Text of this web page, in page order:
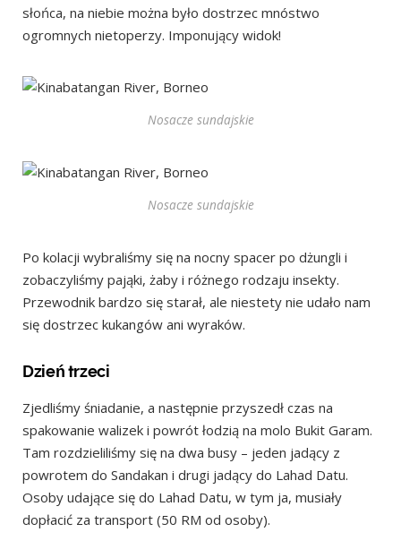
słońca, na niebie można było dostrzec mnóstwo
ogromnych nietoperzy. Imponujący widok!
Nosacze sundajskie
Nosacze sundajskie
Po kolacji wybraliśmy się na nocny spacer po dżungli i
zobaczyliśmy pająki, żaby i różnego rodzaju insekty.
Przewodnik bardzo się starał, ale niestety nie udało nam
się dostrzec kukangów ani wyraków.
Dzień trzeci
Zjedliśmy śniadanie, a następnie przyszedł czas na
spakowanie walizek i powrót łodzią na molo Bukit Garam.
Tam rozdzieliliśmy się na dwa busy – jeden jadący z
powrotem do Sandakan i drugi jadący do Lahad Datu.
Osoby udające się do Lahad Datu, w tym ja, musiały
dopłacić za transport (50 RM od osoby).